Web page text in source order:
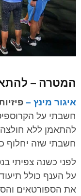
המטרה –
איגור מינץ –
חשבתי על
להתאמן ללא
חשבתי שזה יחלוף
לפני כשנה צפיתי
על הענף כולל
את הספורטאים